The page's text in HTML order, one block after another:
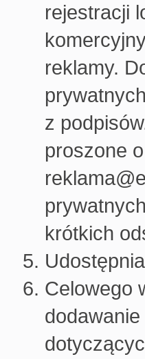
rejestracji
reklamy.
z
proszone
krótkich
Celowego